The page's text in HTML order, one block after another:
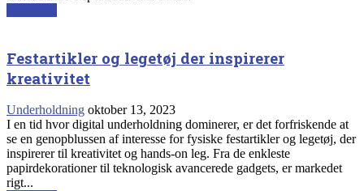
Festartikler og legetøj der inspirerer
kreativitet
Underholdning oktober 13, 2023
I en tid hvor digital underholdning dominerer, er det forfriskende at
se en genopblussen af interesse for fysiske festartikler og legetøj, der
inspirerer til kreativitet og hands-on leg. Fra de enkleste
papirdekorationer til teknologisk avancerede gadgets, er markedet
rigt...